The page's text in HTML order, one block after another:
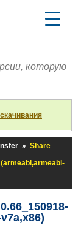
которую
» Share